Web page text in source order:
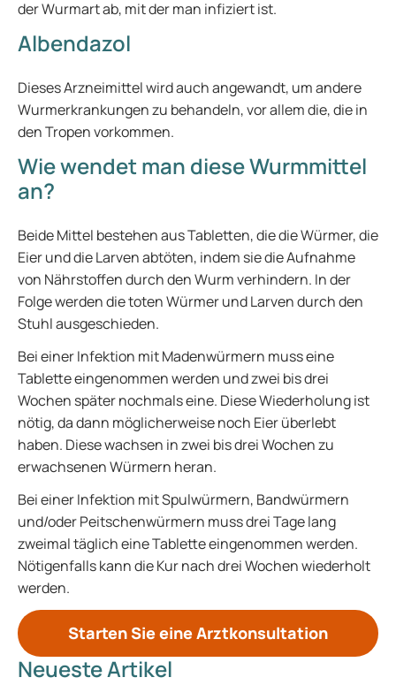
der Wurmart ab, mit der man infiziert ist.
Albendazol
Dieses Arzneimittel wird auch angewandt, um andere
Wurmerkrankungen zu behandeln, vor allem die, die in
den Tropen vorkommen.
Wie wendet man diese Wurmmittel
an?
Beide Mittel bestehen aus Tabletten, die die Würmer, die
Eier und die Larven abtöten, indem sie die Aufnahme
von Nährstoffen durch den Wurm verhindern. In der
Folge werden die toten Würmer und Larven durch den
Stuhl ausgeschieden.
Bei einer Infektion mit Madenwürmern muss eine
Tablette eingenommen werden und zwei bis drei
Wochen später nochmals eine. Diese Wiederholung ist
nötig, da dann möglicherweise noch Eier überlebt
haben. Diese wachsen in zwei bis drei Wochen zu
erwachsenen Würmern heran.
Bei einer Infektion mit Spulwürmern, Bandwürmern
und/oder Peitschenwürmern muss drei Tage lang
zweimal täglich eine Tablette eingenommen werden.
Nötigenfalls kann die Kur nach drei Wochen wiederholt
werden.
Starten Sie eine Arztkonsultation
Neueste Artikel